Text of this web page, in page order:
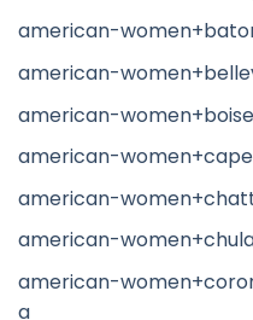
american-
american-
american-
american-
american-
american-
american-
a